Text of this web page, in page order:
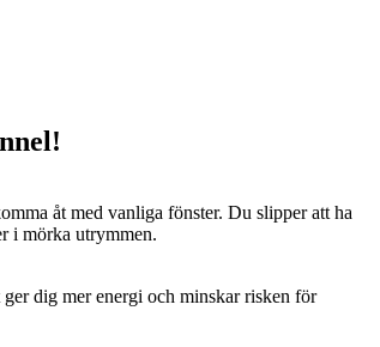
åt med vanliga fönster. Du slipper att ha
i mörka utrymmen.
dig mer energi och minskar risken för